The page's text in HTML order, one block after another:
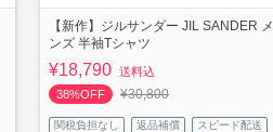
【新作】ジルサンダー JIL SANDER メ
ンズ 半袖Tシャツ
¥18,790 送料込
38%OFF
¥30,800
関税負担なし 返品補償 スピード配送